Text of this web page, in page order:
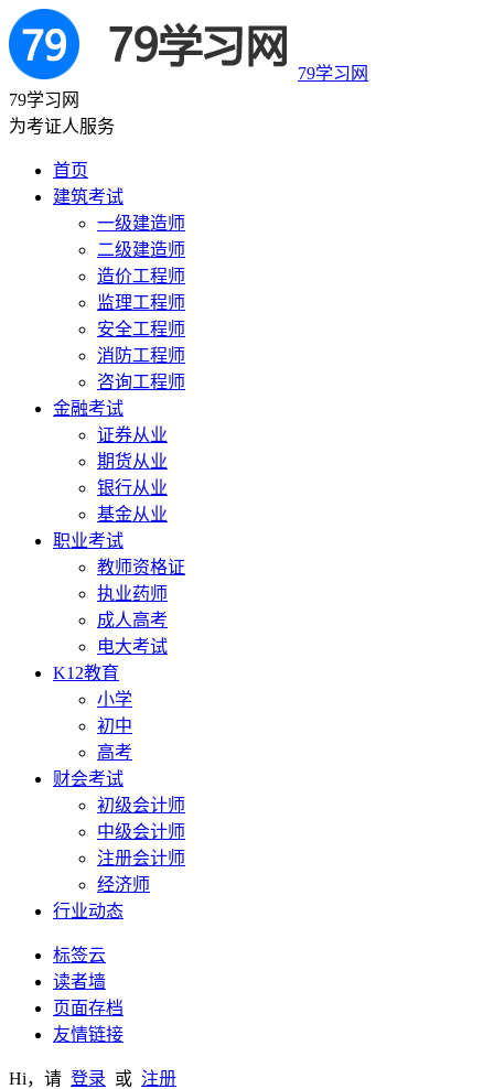
79学习网
79学习网
为考证人服务
首页
建筑考试
一级建造师
二级建造师
造价工程师
监理工程师
安全工程师
消防工程师
咨询工程师
金融考试
证券从业
期货从业
银行从业
基金从业
职业考试
教师资格证
执业药师
成人高考
电大考试
K12教育
小学
初中
高考
财会考试
初级会计师
中级会计师
注册会计师
经济师
行业动态
标签云
读者墙
页面存档
友情链接
Hi，请 登录 或 注册